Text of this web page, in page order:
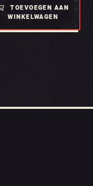
TOEVOEGEN AAN
WINKELWAGEN